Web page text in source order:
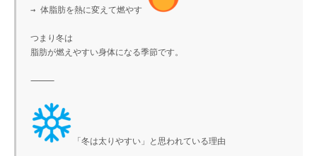
→ 体脂肪を熱に変えて燃やす
つまり冬は
脂肪が燃えやすい身体になる季節です。
⸻
「冬は太りやすい」と思われている理由